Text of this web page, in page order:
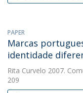
PAPER
Marcas
identidade
Rita Curvelo 2007.
209